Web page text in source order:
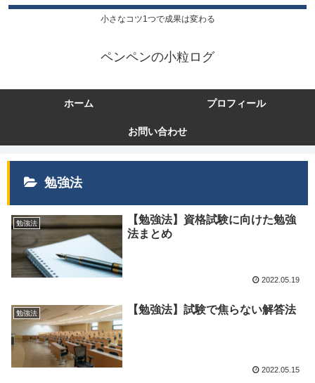
小さなコツ1つで成果は変わる
ペンペンの小粒ログ
ホーム プロフィール
お問い合わせ
勉強法
勉強法
【勉強法】資格試験に向けた勉強
法まとめ
2022.05.19
勉強法 【勉強法】試験で焦らない解答法
2022.05.15